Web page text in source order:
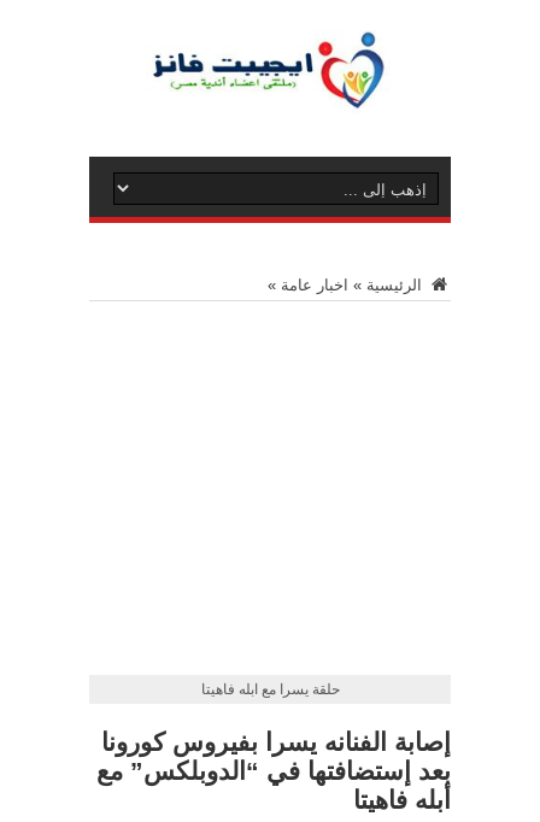
الرئيسية » اخبار عامة »
حلقة يسرا مع ابله فاهيتا
إصابة الفنانه يسرا بفيروس كورونا
بعد إستضافتها في “الدوبلكس” مع
أبله فاهيتا